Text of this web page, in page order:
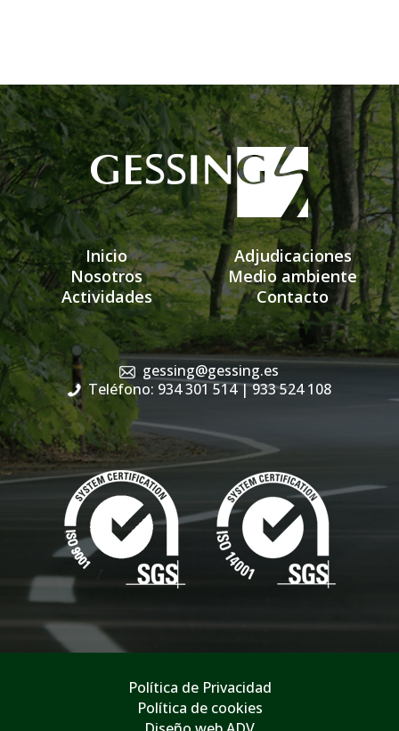
Inicio
Nosotros
Actividades
Adjudicaciones
Medio ambiente
Contacto
gessing@gessing.es
Teléfono: 934 301 514| 933 524 108
Política de Privacidad
Política de cookies